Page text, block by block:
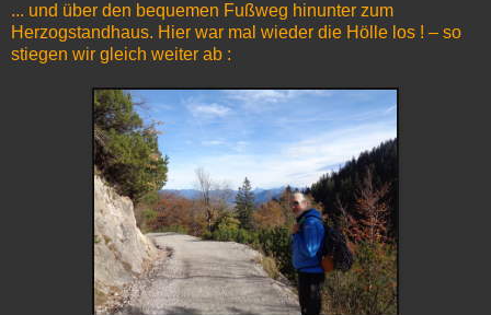
... und über den bequemen Fußweg hinunter zum
Herzogstandhaus. Hier war mal wieder die Hölle los ! – so
stiegen wir gleich weiter ab :